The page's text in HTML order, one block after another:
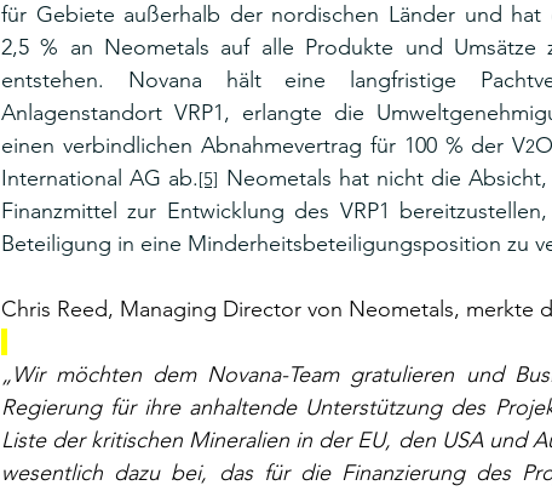
für Gebiete außerhalb der nordischen Länder und hat
2,5 % an Neometals auf alle Produkte und
entstehen. Novana hält eine langfristige
Anlagenstandort VRP1, erlangte die
einen verbindlichen Abnahmevertrag für 100 % der V2
International AG ab.[5] Neometals hat nicht die
Finanzmittel zur Entwicklung des VRP1
Beteiligung in eine Minderheitsbeteiligungsposition zu
Chris Reed, Managing Director von Neometals, merkte
„Wir möchten dem Novana-Team gratulieren und
Regierung für ihre anhaltende Unterstützung des
Liste der kritischen Mineralien in der EU, den USA und
wesentlich dazu bei, das für die Finanzierung des